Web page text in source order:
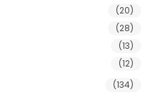
(20)
(28)
(13)
(12)
(134)